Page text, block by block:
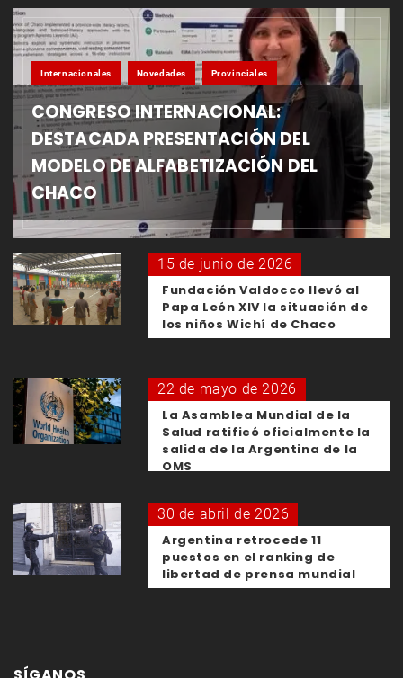
Internacionales Novedades Provinciales
CONGRESO INTERNACIONAL:
DESTACADA PRESENTACIÓN DEL
MODELO DE ALFABETIZACIÓN DEL
CHACO
15 de junio de 2026
Fundación Valdocco llevó al
Papa León XIV la situación de
los niños Wichí de Chaco
22 de mayo de 2026
La Asamblea Mundial de la
Salud ratificó oficialmente la
salida de la Argentina de la
OMS
30 de abril de 2026
Argentina retrocede 11
puestos en el ranking de
libertad de prensa mundial